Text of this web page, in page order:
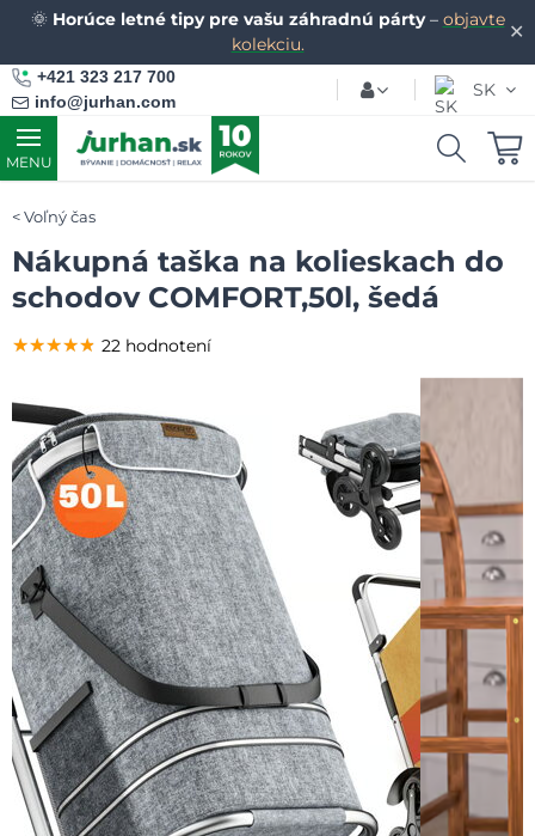
✕
🌞 Horúce letné tipy pre vašu záhradnú párty– objavte
kolekciu.
+421 323 217 700
info@jurhan.com
SK
MENU
Voľný čas
Nákupná taška na kolieskach do
schodov COMFORT,50l, šedá
★★★★★
★★★★★
★★★★★ 22 hodnotení